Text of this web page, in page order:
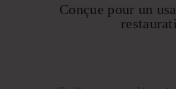
Conçue pour un